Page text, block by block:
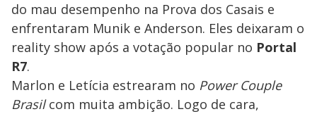
do mau desempenho na Prova dos Casais e
enfrentaram Munik e Anderson. Eles deixaram o
reality show após a votação popular no Portal
R7.
Marlon e Letícia estrearam no Power Couple
Brasilcom muita ambição. Logo de cara,